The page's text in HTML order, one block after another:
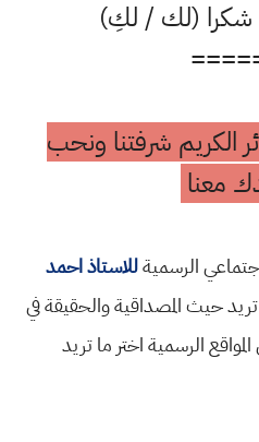
شكرا (لك / لكِ)
الكريم شرفتنا ونحب
معنا
الرسميةللاستاذ احمد
حيث المصداقية والحقيقة في
الرسمية اختر ما تريد